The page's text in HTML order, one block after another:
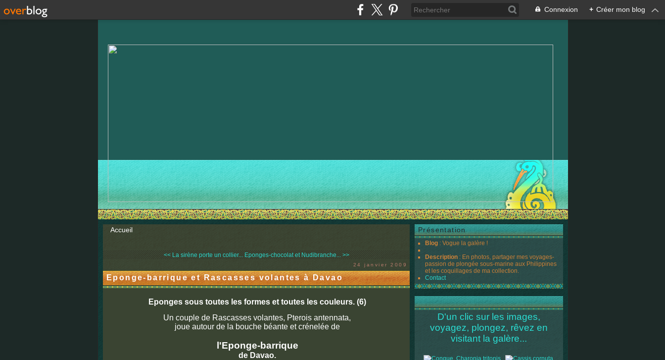
Connexion + Créer mon blog
Accueil
<< La sirène porte un collier... Eponges-chocolat et Nudibranche... >>
24 janvier 2009
Eponge-barrique et Rascasses volantes à Davao
Eponges sous toutes les formes et toutes les couleurs. (6)
Un couple de Rascasses volantes, Pterois antennata,
joue autour de la bouche béante et crénelée de
l'Eponge-barrique
de Davao.
Présentation
Blog : Vogue la galère !
Description : En photos, partager mes voyages-
passion de plongée sous-marine aux Philippines
et les coquillages de ma collection.
Contact
D'un clic sur les images,
voyagez, plongez, rêvez en
visitant la galère...